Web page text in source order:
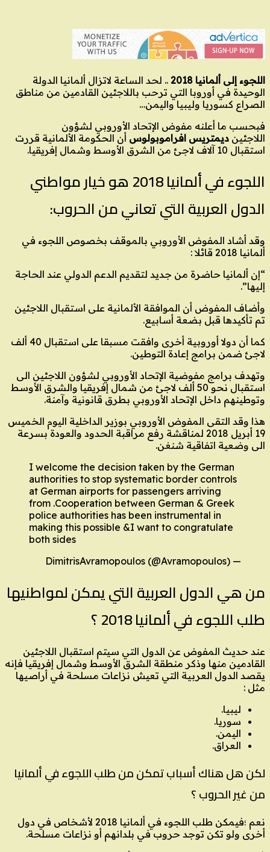
اللجوء إلى ألمانيا 2018
.. لحد الساعة لاتزال ألمانيا الدولة
الوحيدة في أوروبا التي ترحب باللاجئين القادمين من مناطق
الصراع كسوريا وليبيا واليمن…
فبحسب ما أعلنه مفوض الإتحاد الأوروبي لشؤون
اللاجئين ديمتريس افراموبولوس أن الحكومة الألمانية قررت
استقبال 10 آلاف لاجئ من الشرق الأوسط وشمال إفريقيا.
اللجوء في ألمانيا 2018 هو خيار مواطني
الدول العربية التي تعاني من الحروب:
وقد أشاد المفوض الأوروبي بالموقف بخصوص اللجوء في
ألمانيا 2018 قائلا :
“إن ألمانيا حاضرة من جديد لتقديم الدعم الدولي عند الحاجة
إليها”.
وأضاف المفوض أن الموافقة الألمانية على استقبال اللاجئين
تم تأكيدها قبل بضعة أسابيع.
كما أن دولا أوروبية أخرى وافقت مسبقا على استقبال 40 ألف
لاجئ ضمن برامج إعادة التوطين.
وتهدف برامج مفوضية الإتحاد الأوروبي لشؤون اللاجئين الى
استقبال نحو 50 ألف لاجئ من شمال إفريقيا والشرق الأوسط
وتوطينهم داخل الإتحاد الأوروبي بطرق قانونية وآمنة.
هذا وقد التقى المفوض الأوروبي بوزير الداخلية اليوم الخميس
19 أبريل 2018 لمناقشة رفع مراقبة الحدود والعودة بسرعة
الى وضعية اتفاقية شنغن.
I welcome the decision taken by the German
authorities to stop systematic border controls
at German airports for passengers arriving
from .Cooperation between German & Greek
police authorities has been instrumental in
making this possible &I want to congratulate
both sides
— DimitrisAvramopoulos (@Avramopoulos)
من هي الدول العربية التي يمكن لمواطنيها
طلب اللجوء في ألمانيا 2018 ؟
عند حديث المفوض عن الدول التي سيتم استقبال اللاجئين
القادمين منها وذكر منطقة الشرق الأوسط وشمال إفريقيا فإنه
يقصد الدول العربية التي تعيش نزاعات مسلحة في أراصيها
مثل :
ليبيا.
سوريا.
اليمن.
العراق.
لكن هل هناك أسباب تمكن من طلب اللجوء في ألمانيا
من غير الحروب ؟
نعم ؛فيمكن طلب اللجوء في ألمانيا 2018 لأشخاص في دول
أخرى ولو تكن توجد حروب في بلدانهم أو نزاعات مسلحة.